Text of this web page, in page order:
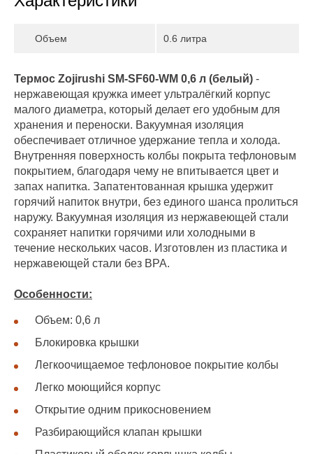
Объем 0.6 литра
Термос Zojirushi SM-SF60-WM 0,6 л (белый) -
нержавеющая кружка имеет ультралёгкий корпус
малого диаметра, который делает его удобным для
хранения и переноски. Вакуумная изоляция
обеспечивает отличное удержание тепла и холода.
Внутренняя поверхность колбы покрыта тефлоновым
покрытием, благодаря чему не впитывается цвет и
запах напитка. Запатентованная крышка удержит
горячий напиток внутри, без единого шанса пролиться
наружу. Вакуумная изоляция из нержавеющей стали
сохраняет напитки горячими или холодными в
течение нескольких часов. Изготовлен из пластика и
нержавеющей стали без BPA.
Особенности:
Объем: 0,6 л
Блокировка крышки
Легкоочищаемое тефлоновое покрытие колбы
Легко моющийся корпус
Открытие одним прикосновением
Разбирающийся клапан крышки